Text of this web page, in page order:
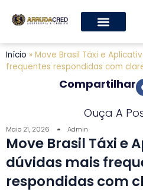
Início » Move Brasil Táxi e
frequentes respondidas com
Compartilhar
Ouça A
Maio 21, 2026 Admin
Move Brasil Táxi e
dúvidas mais
respondidas com